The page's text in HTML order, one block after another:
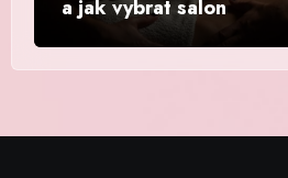
a jak vybrat salon